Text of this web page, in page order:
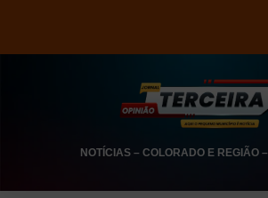
NOTÍCIAS– COLORADO E REGIÃO–